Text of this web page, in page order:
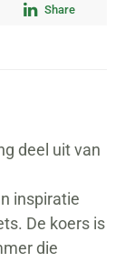
Share
deel uit van
inspiratie
De koers is
die